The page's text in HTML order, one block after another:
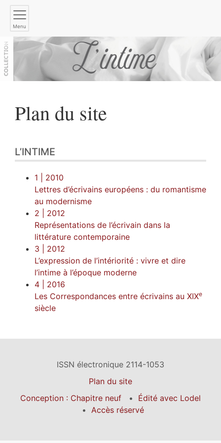
Menu
Plan du site
L’INTIME
1 | 2010
Lettres d’écrivains européens : du romantisme
au modernisme
2 | 2012
Représentations de l’écrivain dans la
littérature contemporaine
3 | 2012
L’expression de l’intériorité : vivre et dire
l’intime à l’époque moderne
4 | 2016
Les Correspondances entre écrivains au XIXe
siècle
ISSN électronique 2114-1053
Plan du site
Conception : Chapitre neuf
Édité avec Lodel
Accès réservé